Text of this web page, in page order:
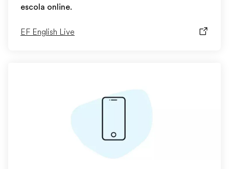
escola online.
EF English Live